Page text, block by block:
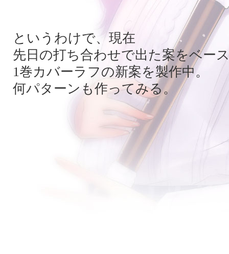
というわけで、現在
先日の打ち合わせで出た案をベー
1巻カバーラフの新案を製作中。
何パターンも作ってみる。